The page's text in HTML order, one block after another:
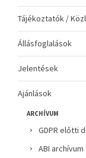
Tájékoztatók /
Állásfoglalások
Jelentések
Ajánlások
ARCHÍVUM
GDPR előtti
ABI archívum